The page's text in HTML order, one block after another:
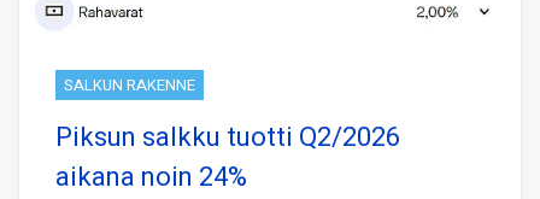
SALKUN RAKENNE
Piksun salkku tuotti Q2/2026
aikana noin 24%